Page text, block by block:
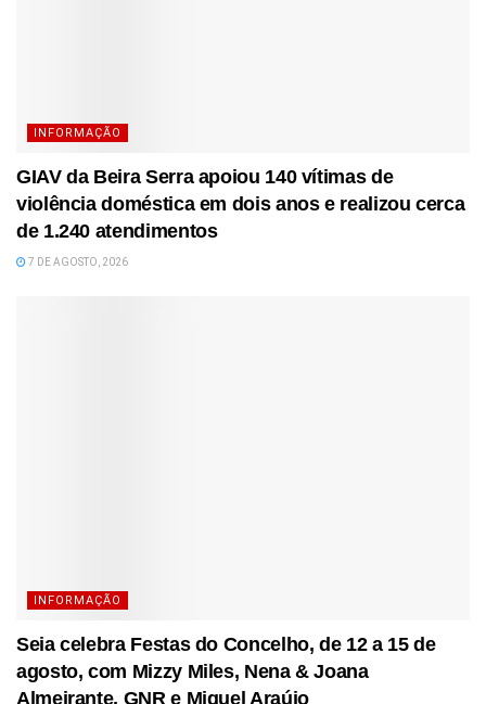
INFORMAÇÃO
GIAV da Beira Serra apoiou 140 vítimas de
violência doméstica em dois anos e realizou cerca
de 1.240 atendimentos
7 DE AGOSTO, 2026
INFORMAÇÃO
Seia celebra Festas do Concelho, de 12 a 15 de
agosto, com Mizzy Miles, Nena & Joana
Almeirante, GNR e Miguel Araújo